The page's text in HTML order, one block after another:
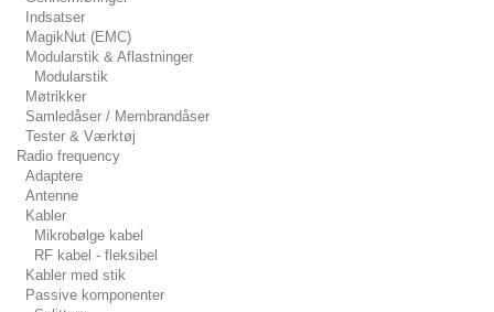
Indsatser
MagikNut (EMC)
Modularstik & Aflastninger
Modularstik
Møtrikker
Samledåser / Membrandåser
Tester & Værktøj
Radio frequency
Adaptere
Antenne
Kabler
Mikrobølge kabel
RF kabel - fleksibel
Kabler med stik
Passive komponenter